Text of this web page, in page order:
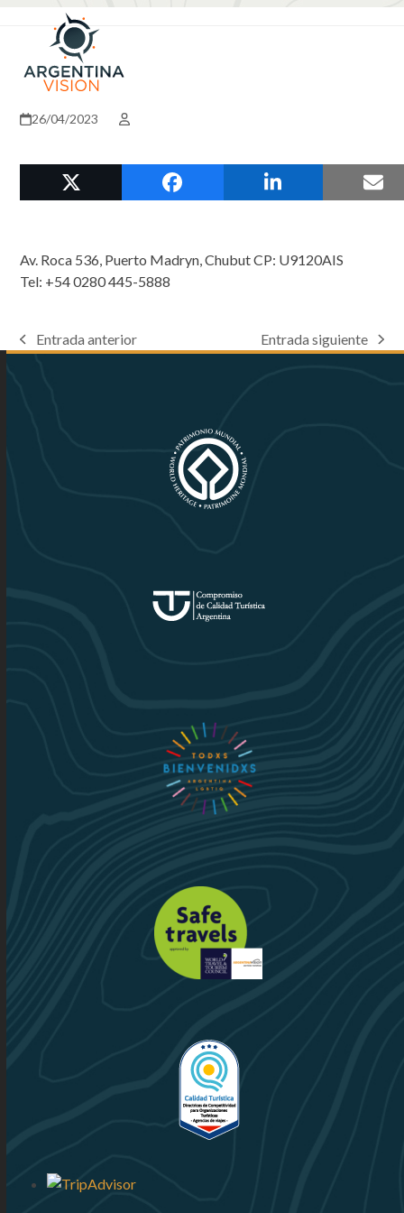
Open
mobile
menu
Close
mobile
menu
26/04/2023
Av. Roca 536, Puerto Madryn, Chubut CP: U9120AIS
Tel: +54 0280 445-5888
previous
Entrada anterior
next
Entrada siguiente